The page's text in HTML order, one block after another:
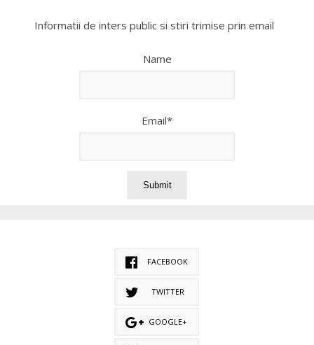
Informatii de inters public si stiri trimise prin email
Name
Email*
FACEBOOK
TWITTER
GOOGLE+